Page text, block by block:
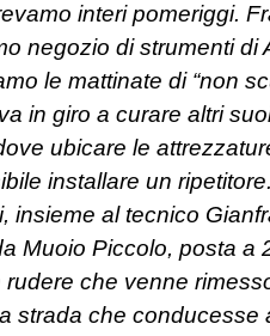
interi pomeriggi.
negozio di strumenti di
le mattinate di “non
in giro a curare altri
ubicare le
installare un
insieme al tecnico
Muoio Piccolo, posta a
rudere che venne
strada che conducesse